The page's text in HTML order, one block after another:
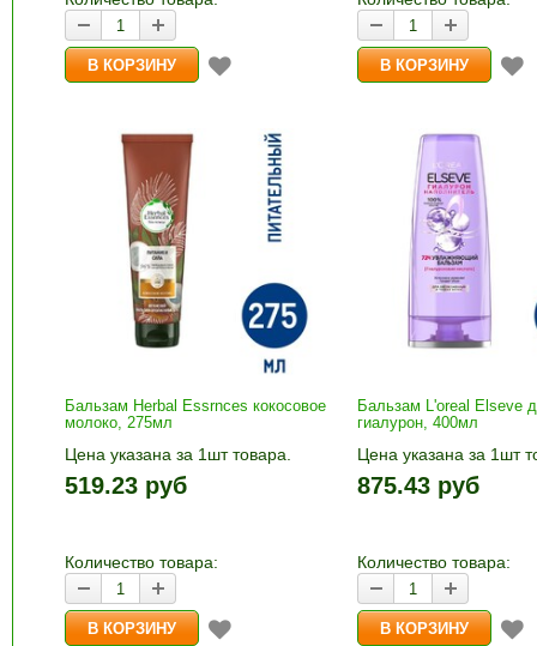
Бальзам Herbal Essrnces кокосовое
молоко, 275мл
Цена указана за 1шт товара.
1шт прибавляется кнопками «+»
и «-». Выберите нужное
519.23 руб
Количество товара:
Бальзам L'oreal Elseve
гиалурон, 400мл
Цена указана за 1шт
1шт прибавляется
и «-». Выберите
875.43 руб
Количество товара: